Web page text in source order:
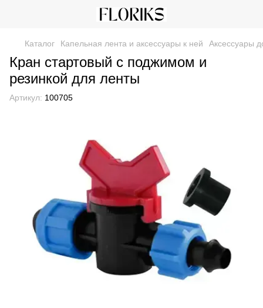
Каталог Капельная лента и аксессуары к ней Аксессуары
Кран стартовый с поджимом и
резинкой для ленты
Артикул: 100705